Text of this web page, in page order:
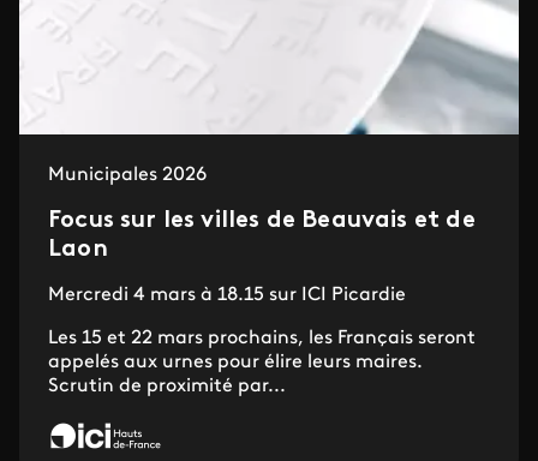
Municipales 2026
Focus sur les villes de Beauvais et de
Laon
Mercredi 4 mars à 18.15 sur ICI Picardie
Les 15 et 22 mars prochains, les Français seront
appelés aux urnes pour élire leurs maires.
Scrutin de proximité par...